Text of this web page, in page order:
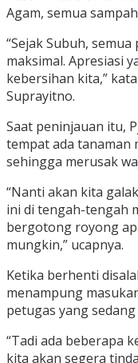
Agam, semua
“Sejak Subuh,
maksimal. Apresiasi
kebersihan kita,”
Suprayitno.
Saat peninjauan itu,
tempat ada tanaman
sehingga merusak
“Nanti akan kita
ini di tengah-tengah
bergotong royong
mungkin,” ucapnya.
Ketika berhenti
menampung
petugas yang
“Tadi ada beberapa
kita akan segera